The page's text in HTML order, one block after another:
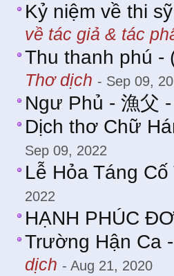
Kỷ niệm về thi
về tác giả & tác
Thu thanh phú -
Thơ dịch - Sep 09,
Ngư Phủ - 漁父
Dịch thơ Chữ
Sep 09, 2022
Lễ Hỏa Táng
2022
HẠNH PHÚC
Trường Hận Ca
dịch - Aug 21, 2020